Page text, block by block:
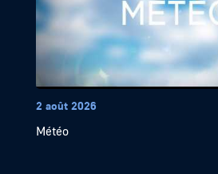
2 août 2026
Météo